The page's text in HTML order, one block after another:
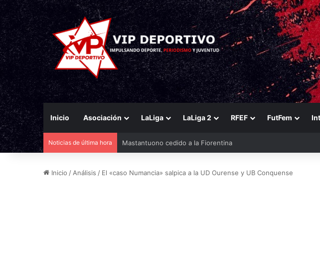
Inicio Asociación LaLiga LaLiga 2 RFEF FutFem
Noticias de última hora El Racing mueve ficha por Agirrezabala
Inicio / Análisis / El «caso Numancia» salpica a la UD Ourense y UB Conquense